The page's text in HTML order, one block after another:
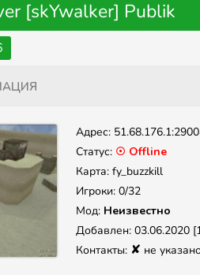
[skYwalker] Publik
Адрес:
Статус: ☉ Offline
Карта: fy_buzzkill
Игроки: 0/32
Мод: Неизвестно
Добавлен: 03.06.2020
Контакты: ✘ не